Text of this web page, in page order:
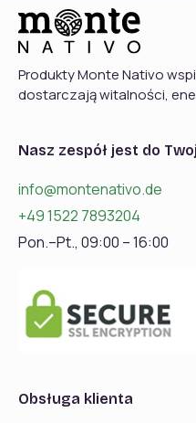
Produkty Monte Nativo
dostarczają witalności,
Nasz zespół jest do
info@montenativo.de
+49 1522 7893204
Pon.–Pt., 09:00 – 16:00
Obsługa klienta